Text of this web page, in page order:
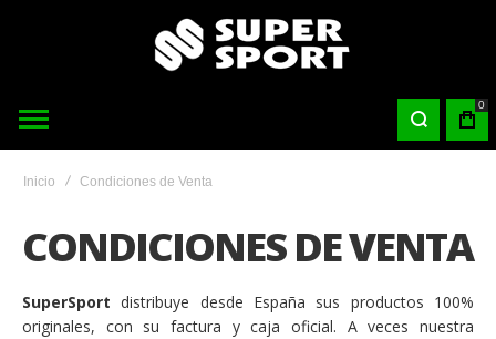
0
Inicio Condiciones de Venta
CONDICIONES DE VENTA
SuperSport distribuye desde España sus productos 100%
originales, con su factura y caja oficial. A veces nuestra